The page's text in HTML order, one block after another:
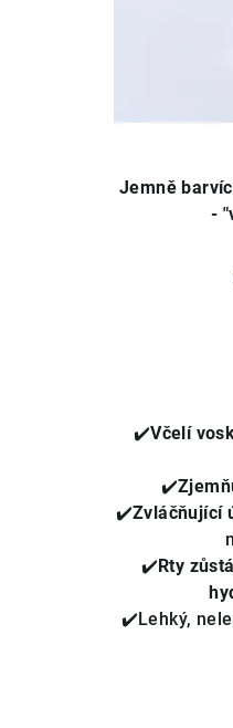
Jemně
-
✔️Včelí
✔️
✔️Zvláčňující
✔️Rty
✔️Lehký,